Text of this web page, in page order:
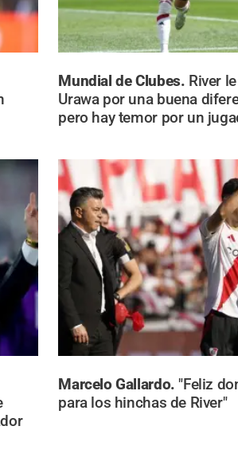
Mundial de Clubes. River
Urawa por una buena
pero hay temor por un
Marcelo Gallardo. "Feliz
para los hinchas de River"